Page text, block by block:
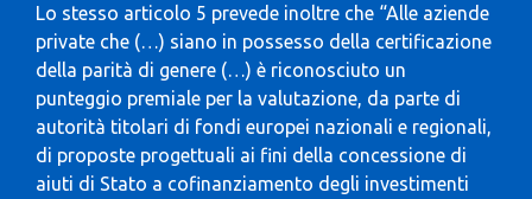
Lo stesso articolo 5 prevede inoltre che “Alle aziende
private che (…) siano in possesso della certificazione
della parità di genere (…) è riconosciuto un
punteggio premiale per la valutazione, da parte di
autorità titolari di fondi europei nazionali e regionali,
di proposte progettuali ai fini della concessione di
aiuti di Stato a cofinanziamento degli investimenti